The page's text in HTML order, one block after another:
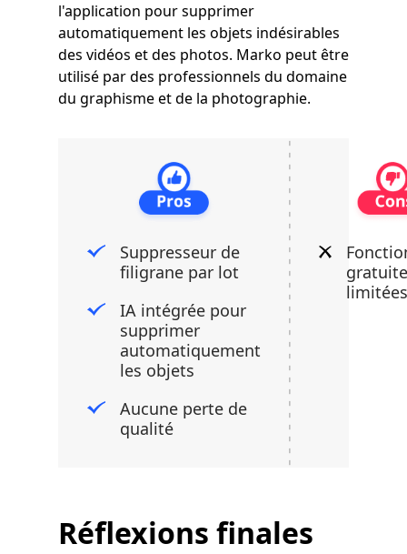
l'application pour supprimer
automatiquement les objets indésirables
des vidéos et des photos. Marko peut être
utilisé par des professionnels du domaine
du graphisme et de la photographie.
Suppresseur de
filigrane par lot
IA intégrée pour
supprimer
automatiquement
les objets
Aucune perte de
qualité
limitées
Réflexions finales